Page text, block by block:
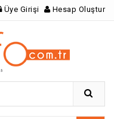
Üye Girişi Hesap Oluştur